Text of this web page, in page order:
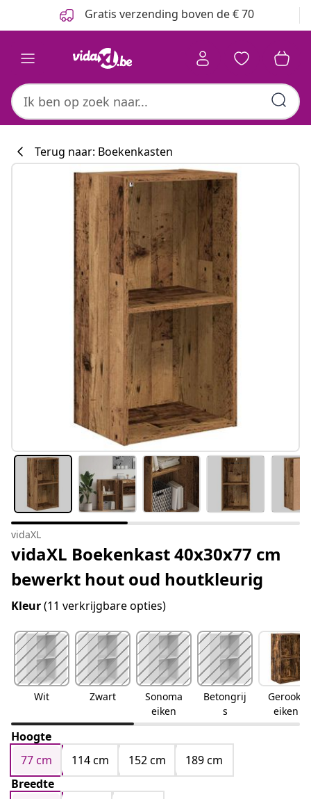
Gratis verzending boven de € 70
Terug naar: Boekenkasten
vidaXL
vidaXL Boekenkast 40x30x77 cm
bewerkt hout oud houtkleurig
Kleur(11 verkrijgbare opties)
Wit Zwart
Sonoma
eiken
Betongrij
s
Gerookt
eiken
Hoogte
77 cm
114 cm 152 cm
189 cm
Breedte